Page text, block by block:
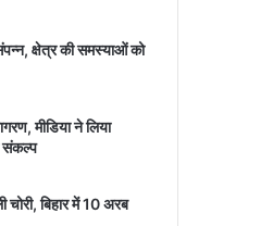
क्षेत्र की समस्याओं को
मीडिया ने लिया
संकल्प
चोरी, बिहार में 10 अरब